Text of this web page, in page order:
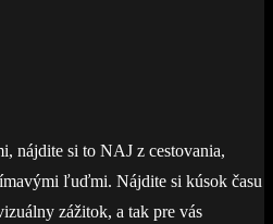
nájdite si to NAJ z cestovania,
ľuďmi. Nájdite si kúsok času
zážitok, a tak pre vás